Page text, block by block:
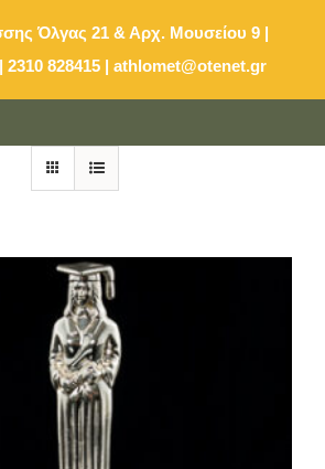
Όλγας 21 & Αρχ. Μουσείου 9 |
828415 | athlomet@otenet.gr